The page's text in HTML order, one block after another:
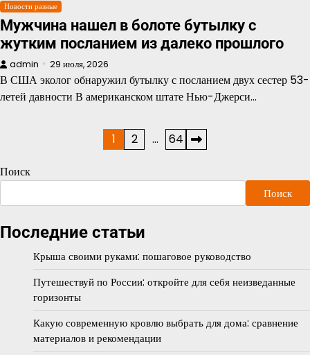
Новости разные
Мужчина нашел в болоте бутылку с
жутким посланием из далеко прошлого
admin 29 июля, 2026
В США эколог обнаружил бутылку с посланием двух сестер 53-
летей давности В американском штате Нью-Джерси…
записей
1 2 … 64
Поиск
Поиск
Последние статьи
Крыша своими руками: пошаговое руководство
Путешествуй по России: откройте для себя неизведанные
горизонты
Какую современную кровлю выбрать для дома: сравнение
материалов и рекомендации